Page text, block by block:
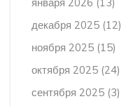
декабря 2025 (12)
ноября 2025 (15)
октября 2025 (24)
сентября 2025 (3)